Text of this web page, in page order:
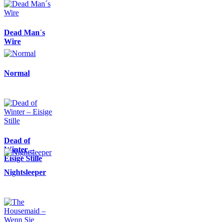
Dead Man´s
Wire
Normal
Dead of
Winter –
Eisige Stille
Nightsleeper